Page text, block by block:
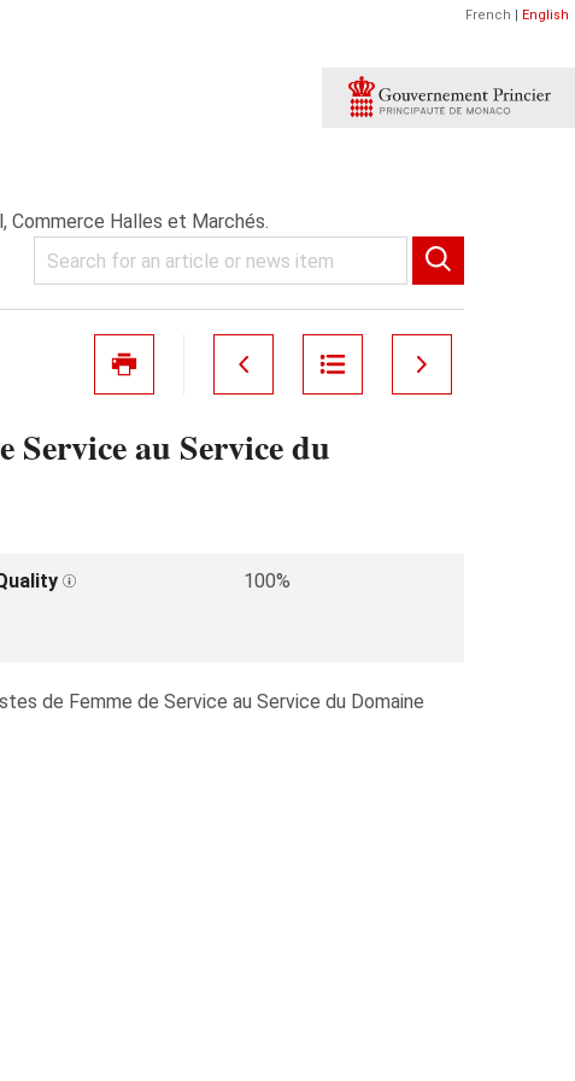
French | English
Commerce Halles et Marchés.
Service au Service du
100%
de Femme de Service au Service du Domaine